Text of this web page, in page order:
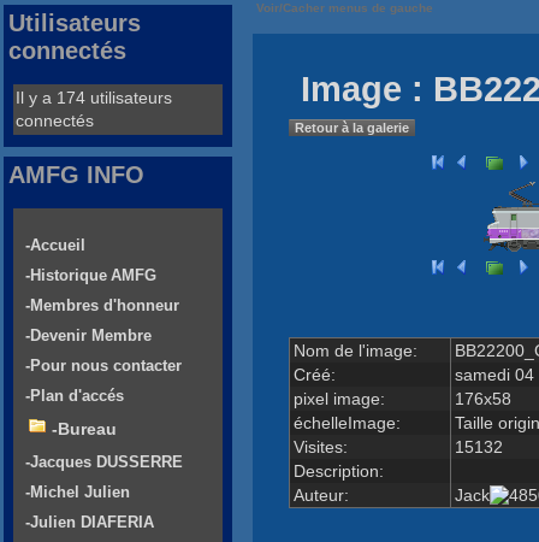
Voir/Cacher menus de gauche
Image :
Retour à la galerie
Nom de l'image:
Créé:
samedi 04
pixel image:
176x58
échelleImage:
Taille
Visites:
15132
Description:
Auteur:
Jack
Utilisateurs
connectés
Il y a 174 utilisateurs
connectés
AMFG INFO
-Accueil
-Historique AMFG
-Membres d'honneur
-Devenir Membre
-Pour nous contacter
-Plan d'accés
-Bureau
-Jacques DUSSERRE
-Michel Julien
-Julien DIAFERIA